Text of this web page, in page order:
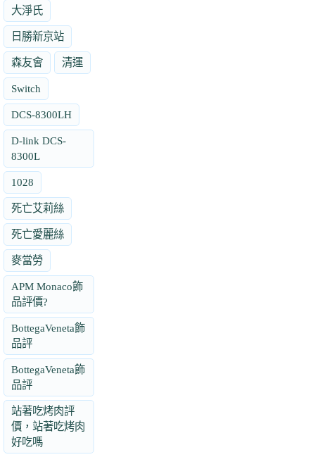
大淨氏
日勝新京站
森友會 清運
Switch
DCS-8300LH
D-link DCS-
8300L
1028
死亡艾莉絲
死亡愛麗絲
麥當勞
APM Monaco飾
品評價?
BottegaVeneta飾
品評
BottegaVeneta飾
品評
站著吃烤肉評
價，站著吃烤肉
好吃嗎